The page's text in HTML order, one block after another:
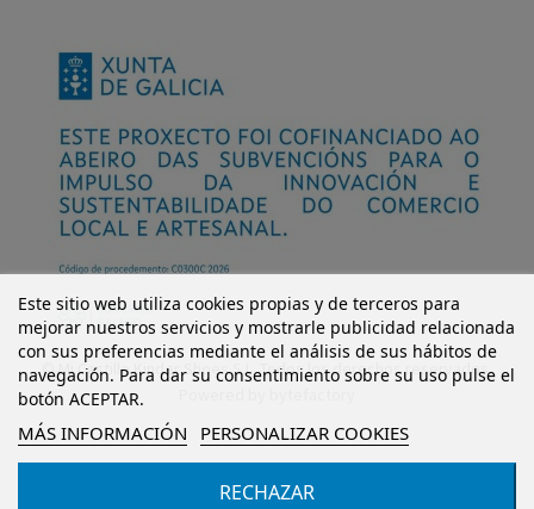
Este sitio web utiliza cookies propias y de terceros para
mejorar nuestros servicios y mostrarle publicidad relacionada
con sus preferencias mediante el análisis de sus hábitos de
navegación. Para dar su consentimiento sobre su uso pulse el
botón ACEPTAR.
MÁS INFORMACIÓN PERSONALIZAR COOKIES
RECHAZAR
© Mi Castillo Kinder Shoes S.L. Todos los derechos reservados.